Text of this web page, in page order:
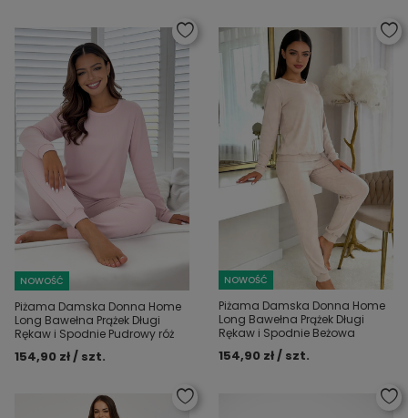
NOWOŚĆ
Piżama Damska Donna Home
Long Bawełna Prążek Długi
Rękaw i Spodnie Pudrowy róż
154,90 zł / szt.
NOWOŚĆ
Piżama Damska Donna Home
Long Bawełna Prążek Długi
Rękaw i Spodnie Beżowa
154,90 zł / szt.